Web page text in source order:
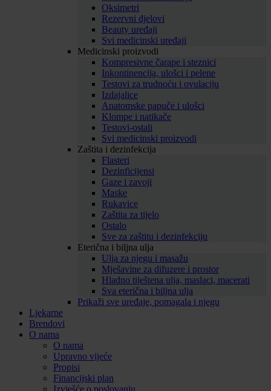
Oksimetri
Rezervni djelovi
Beauty uređaji
Svi medicinski uređaji
Medicinski proizvodi
Kompresivne čarape i steznici
Inkontinencija, ulošci i pelene
Testovi za trudnoću i ovulaciju
Izdajalice
Anatomske papuče i ulošci
Klompe i natikače
Testovi-ostali
Svi medicinski proizvodi
Zaštita i dezinfekcija
Flasteri
Dezinficijensi
Gaze i zavoji
Maske
Rukavice
Zaštita za tijelo
Ostalo
Sve za zaštitu i dezinfekciju
Eterična i biljna ulja
Ulja za njegu i masažu
Mješavine za difuzere i prostor
Hladno tiještena ulja, maslaci, macerati
Sva eterična i biljna ulja
Prikaži sve uređaje, pomagala i njegu
Ljekarne
Brendovi
O nama
O nama
Upravno vijeće
Propisi
Financijski plan
Izvješće o poslovanju